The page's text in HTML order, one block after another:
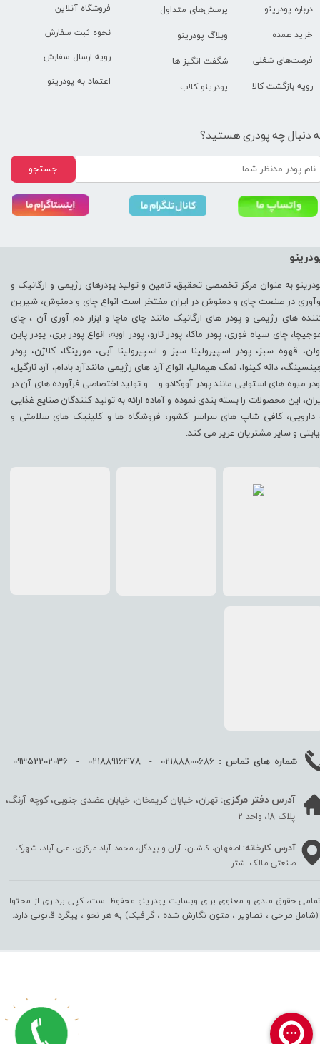
به عنوان مرکز تخصصی تحقیق، تامین و تولید پودرهای رژیمی و ارگانیک و
در صنعت چای و دمنوش در ایران مفتخر است انواع چای و دمنوش، شیرین
های رژیمی و پودر های ارگانیک مانند چای ماچا و ابزار دم آوری آن ، چای
چای سیاه فوری، پودر ماکا، پودر تارو، پودر اوبه، انواع پودر بری، پودر پاین
قهوه سبز، پودر اسپیرولینا سبز و اسپیرولینا آبی، مورینگا، کلاژن، پودر
دانه کینوا، نمک هیمالیا، انواع آرد های رژیمی مانندآرد بادام، آرد نارگیل،
میوه های استوایی مانند پودر آووکادو و ... و تولید اختصاصی فرآورده های آن در
این محصولات را بسته بندی نموده و آماده ارائه به تولید کنندگان صنایع غذایی
دارویی، کافی شاپ های سراسر کشور، فروشگاه ها و کلینیک های سلامتی و
و سایر مشتریان عزیز می کند.
حقوق مادی و معنوی برای وبسایت پودرینو محفوظ است، کپی برداری از محتوا
(شامل طراحی ، تصاویر ، متون نگارش شده ، گرافیک) به هر نحو ،‌ پیگرد قانونی دارد.
شماره های تماس :
آدرس دفتر مرکزی: تهران، خیابان کریمخان، خیابان عضدی جنوبی، کوچه آرنگ،
پلاک 18، واحد 2
آدرس کارخانه: اصفهان، کاشان، آران و بیدگل، محمد آباد مرکزی، علی آباد، شهرک
صنعتی مالک اشتر
فروشگاه آنلاین
نحوه ثبت سفارش
رویه ارسال سفارش
اعتماد به پودرینو
پرسش‌های متداول
وبلاگ پودرینو
شگفت انگیز ها
پودرینو کلاب
درباره پودرینو
خرید عمده
فرصت‌های شغلی
رویه بازگشت کالا
دنبال چه پودری هستید؟
جستجو